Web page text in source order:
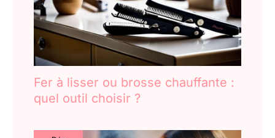
Fer à lisser ou brosse chauffante :
quel outil choisir ?